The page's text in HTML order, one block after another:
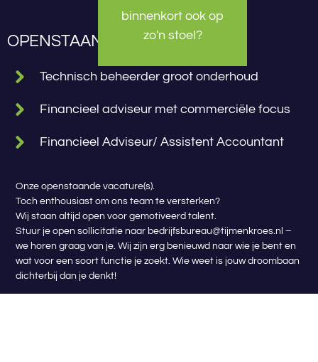
binnenkort ook op
zo'n stoel?
OPENSTAANDE VACATURES
Technisch beheerder groot onderhoud
Financieel adviseur met commerciële focus
Financieel Adviseur/ Assistent Accountant
Onze openstaande vacature(s).
Toch enthousiast om ons team te versterken?
Wij staan altijd open voor gemotiveerd talent.
Stuur je open sollicitatie naar bedrijfsbureau@tijmenkroes.nl –
we horen graag van je. Wij zijn erg benieuwd naar wie je bent en
wat voor een soort functie je zoekt. Wie weet is jouw droombaan
dichterbij dan je denkt!